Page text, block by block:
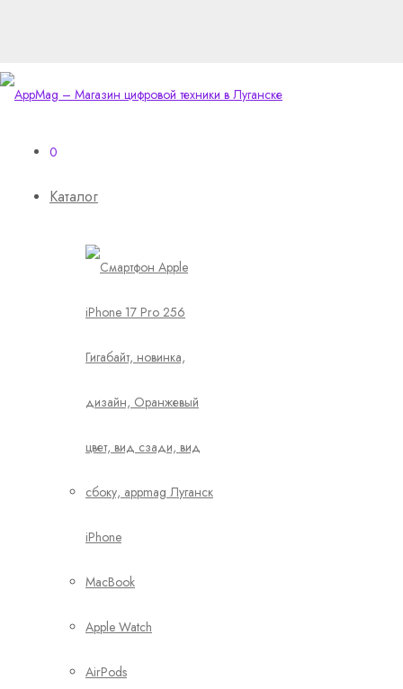
0
Каталог
iPhone
MacBook
Apple Watch
AirPods